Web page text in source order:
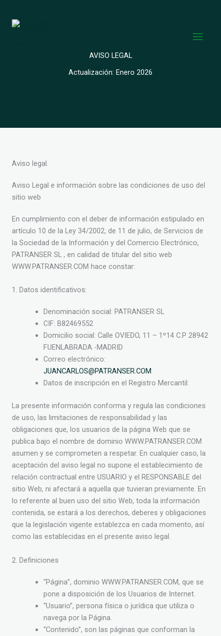
contenido
AVISO LEGAL
Actualización: Enero 2026
Aviso legal.
Aviso Legal e información sobre las condiciones de uso del
sitio web
En cumplimiento con el deber de información estipulado en
artículo 10 de la Ley 34/2002, de 11 de julio, de Servicios de
la Sociedad de la Información y del Comercio Electrónico,
PATRANSER SL , en calidad de titular del sitio web
WWW.PATRANSER.COM hace constar:
1. Datos identificativos:
Denominación social: PATRANSER SL
CIF: B82469552
Domicilio social: Calle OVIEDO, 11 – 1º14 C.P 28942
FUENLABRADA -MADRID
Correo electrónico:
JUANCARLOS@PATRANSER.COM
Datos de inscripción en el Registro Mercantil:
La presente información conforma y regula las condiciones
de uso, las limitaciones de responsabilidad y las
obligaciones que, los usuarios de la página Web que se
publica bajo el nombre de dominio WWW.PATRANSER.COM
asumen y se comprometen a respetar. En cualquier caso, la
aceptación del aviso legal no supone el establecimiento de
relación contractual entre USUARIO y el RESPONSABLE del
sitio Web, ni afectará a aquella que tuvieran previamente. En
lo referente al buen uso del sitio Web, toda la información
contenida, se estará a los derechos, deberes y obligaciones
que la legislación vigente establezca en cada momento, así
como las establecidas en el presente aviso legal.
2. Definiciones
“Página”, dominio WWW.PATRANSER.COM, que se
pone a disposición de los Usuarios de Internet.
“Usuario”, persona física o jurídica que utiliza o
navega por la Página.
“Contenido”, son las páginas que conforman la